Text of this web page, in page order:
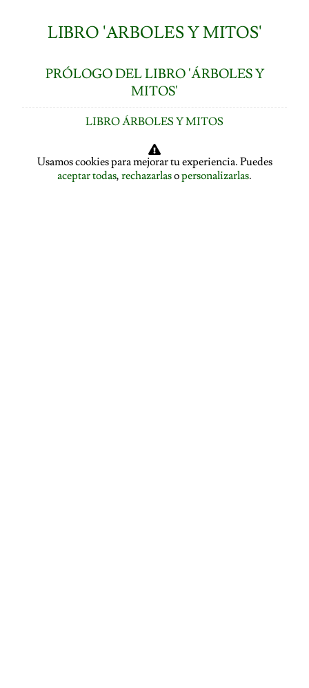
LIBRO 'ARBOLES Y MITOS'
PRÓLOGO DEL LIBRO 'ÁRBOLES Y
MITOS'
LIBRO ÁRBOLES Y MITOS
ÍNDICE DE CAPÍTULOS
LOS ÁRBOLES HABLAN: ASAMBLEA ARBÓREA
Usamos cookies para mejorar tu experiencia. Puedes
aceptar todas, rechazarlasopersonalizarlas.